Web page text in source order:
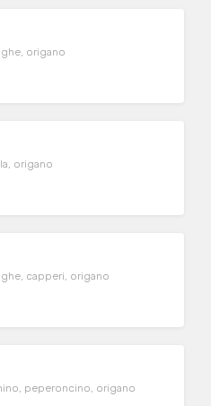
origano
origano
capperi, origano
peperoncino, origano